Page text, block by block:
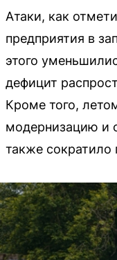
Атаки, как
предприятия в
этого
дефицит
Кроме того,
модернизацию и
также сократило